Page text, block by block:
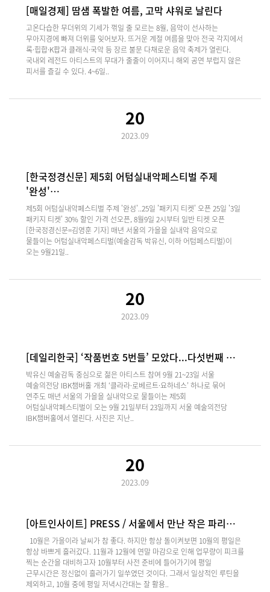
[매일경제] 땀샘 폭발한 여름, 고막 샤워로 날린다
고온다습한 무더위의 기세가 꺾일 줄 모르는 8월, 음악이 선사하는
무아지경에 빠져 더위를 잊어보자. 뜨거운 계절 여름을 맞아 전국 각지에서
록·힙합·K팝과 클래식·국악 등 장르 불문 다채로운 음악 축제가 열린다.
국내외 레전드 아티스트의 무대가 줄줄이 이어지니 해외 공연 부럽지 않은
피서를 즐길 수 있다. 4~6일..
20
2023.09
[한국정경신문] 제5회 어텀실내악페스티벌 주제
'완성'…
제5회 어텀실내악페스티벌 주제 '완성'..25일 '패키지 티켓' 오픈 25일 '3일
패키지 티켓' 30% 할인 가격 선오픈, 8월9일 2시부터 일반 티켓 오픈
[한국정경신문=김영훈 기자] 매년 서울의 가을을 실내악 음악으로
물들이는 어텀실내악페스티벌(예술감독 박유신, 이하 어텀페스티벌)이
오는 9월21일..
20
2023.09
[데일리한국] ‘작품번호 5번들’ 모았다...다섯번째 …
박유신 예술감독 중심으로 젊은 아티스트 참여 9월 21~23일 서울
예술의전당 IBK챔버홀 개최 ‘클라라·로베르트·요하네스’ 하나로 묶어
연주도 매년 서울의 가을을 실내악으로 물들이는 제5회
어텀실내악페스티벌이 오는 9월 21일부터 23일까지 서울 예술의전당
IBK챔버홀에서 열린다. 사진은 지난..
20
2023.09
[아트인사이트] PRESS / 서울에서 만난 작은 파리…
10월은 가을이라 날씨가 참 좋다. 하지만 항상 돌이켜보면 10월의 평일은
항상 바쁘게 흘러갔다. 11월과 12월에 연말 마감으로 인해 업무량이 피크를
찍는 순간을 대비하고자 10월부터 사전 준비에 들어가기에 평일
근무시간은 정신없이 흘러가기 일쑤였던 것이다. 그래서 일상적인 루틴을
제외하고, 10월 중에 평일 저녁시간대는 잘 활용..